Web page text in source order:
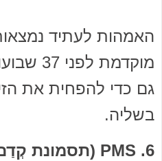
האמהות לעתיד
גם כדי להפחית את
בשליה.
6. PMS (תסמונת קְדַם-וִסתית)